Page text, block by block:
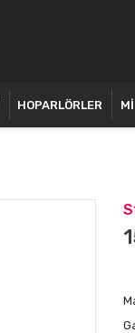
HOPARLÖRLER